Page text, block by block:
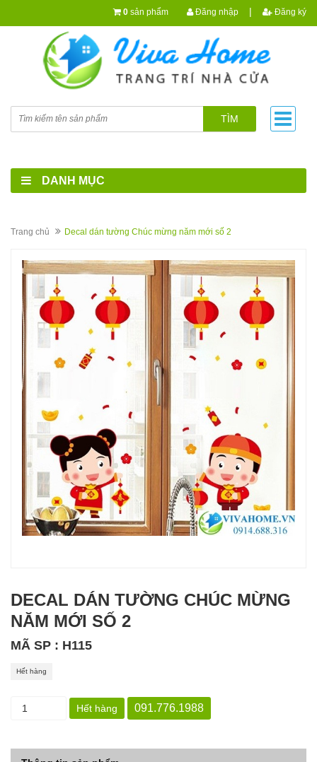
0 sản phẩm Đăng nhập | Đăng ký
TÌM
DANH MỤC
Trang chủ Decal dán tường Chúc mừng năm mới số 2
DECAL DÁN TƯỜNG CHÚC MỪNG
NĂM MỚI SỐ 2
MÃ SP : H115
Hết hàng
Hết hàng 091.776.1988